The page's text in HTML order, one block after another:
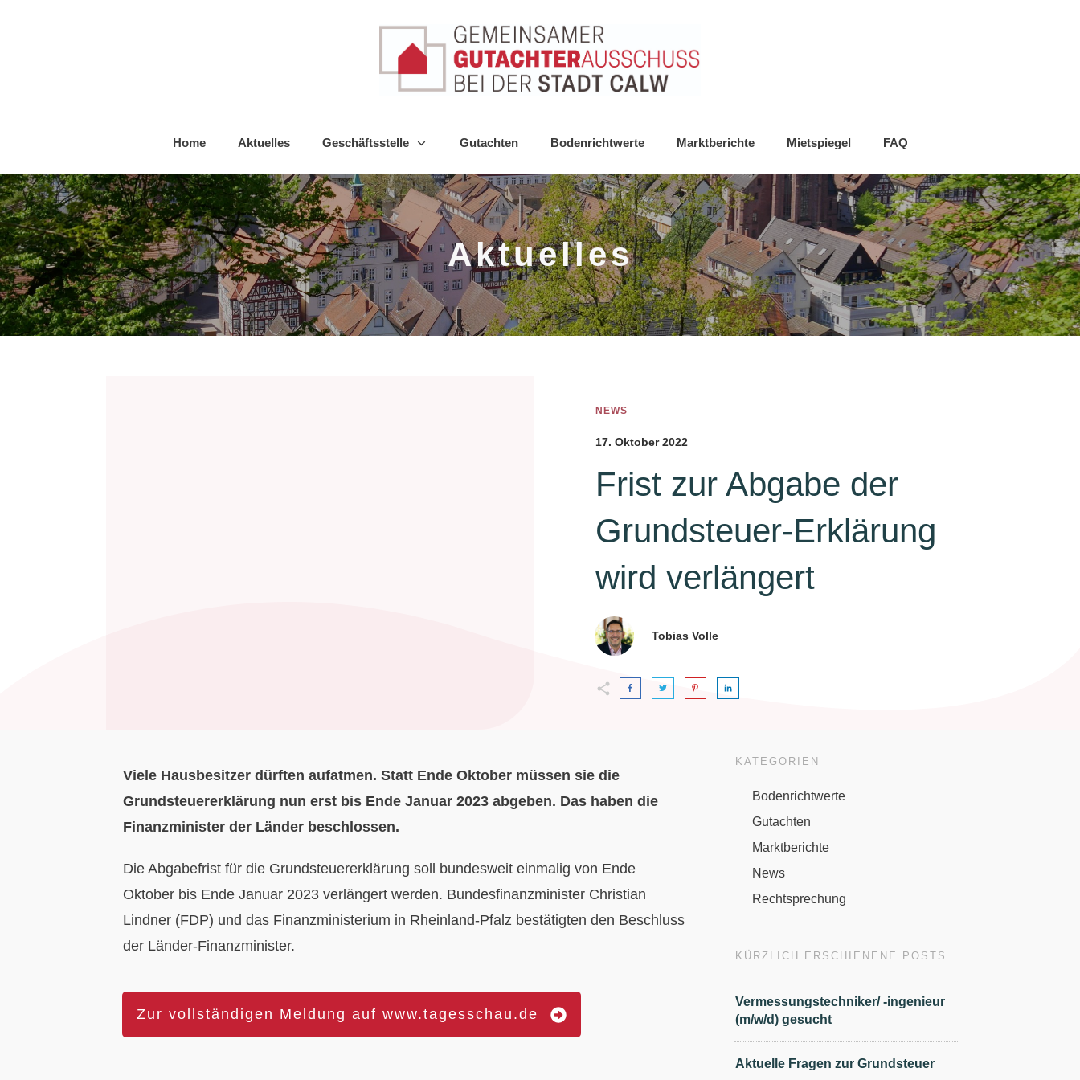
Home Aktuelles Geschäftsstelle Gutachten Bodenrichtwerte Marktberichte Mietspiegel FAQ
Aktuelles
NEWS
17. Oktober 2022
Frist zur Abgabe der
Grundsteuer-Erklärung
wird verlängert
Tobias Volle
Viele Hausbesitzer dürften aufatmen. Statt Ende Oktober müssen sie die
Grundsteuererklärung nun erst bis Ende Januar 2023 abgeben. Das haben die
Finanzminister der Länder beschlossen.
Die Abgabefrist für die Grundsteuererklärung soll bundesweit einmalig von Ende
Oktober bis Ende Januar 2023 verlängert werden. Bundesfinanzminister Christian
Lindner (FDP) und das Finanzministerium in Rheinland-Pfalz bestätigten den Beschluss
der Länder-Finanzminister.
Zur vollständigen Meldung auf www.tagesschau.de
KATEGORIEN
Bodenrichtwerte
Gutachten
Marktberichte
News
Rechtsprechung
KÜRZLICH ERSCHIENENE POSTS
Vermessungstechniker/ -ingenieur
(m/w/d) gesucht
Aktuelle Fragen zur Grundsteuer